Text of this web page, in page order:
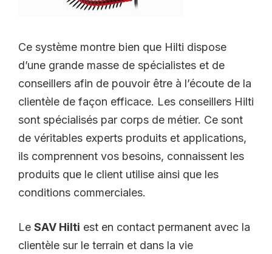
Ce système montre bien que Hilti dispose
d’une grande masse de spécialistes et de
conseillers afin de pouvoir être à l’écoute de la
clientèle de façon efficace. Les conseillers Hilti
sont spécialisés par corps de métier. Ce sont
de véritables experts produits et applications,
ils comprennent vos besoins, connaissent les
produits que le client utilise ainsi que les
conditions commerciales.
Le SAV Hilti est en contact permanent avec la
clientèle sur le terrain et dans la vie